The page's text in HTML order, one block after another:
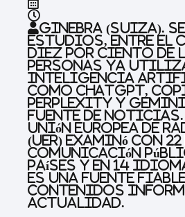
Ginebra (Suiza).
estudios, entre el
diez por ciento de
personas ya
inteligencia
como ChatGPT,
Perplexity y
fuente de
Unión Europea de
(UER) examinó con
comunicación
países y en 14
es una fuente
contenidos
actualidad.